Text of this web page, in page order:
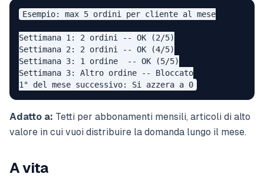
Esempio: max 5 ordini per cliente al mese
Settimana 1: 2 ordini -- OK (2/5)
Settimana 2: 2 ordini -- OK (4/5)
Settimana 3: 1 ordine  -- OK (5/5)
Settimana 3: Altro ordine -- Bloccato
Adatto a: Tetti per abbonamenti mensili, articoli di alto
valore in cui vuoi distribuire la domanda lungo il mese.
A vita